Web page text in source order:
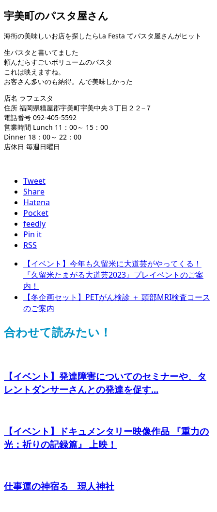
宇美町のパスタ屋さん
海街の美味しいお店を探したらLa Festa てパスタ屋さんがヒット
生パスタと書いてました
頼んだらすごいボリュームのパスタ
これは映えますね。
お客さん多いのも納得。んで美味しかった
店名 ラフェスタ
住所 福岡県糟屋郡宇美町宇美中央３丁目２２−７
電話番号 092-405-5592
営業時間 Lunch 11：00～ 15：00
Dinner 18：00～ 22：00
店休日 毎週日曜日
Tweet
Share
Hatena
Pocket
feedly
Pin it
RSS
【イベント】今年も久留米に大道芸がやってくる！
『久留米たまがる大道芸2023』プレイベントのご案
内！
【冬企画セット】PETがん検診 ＋ 頭部MRI検査コース
のご案内
合わせて読みたい！
【イベント】発達障害についてのセミナーや、タ
レントダンサーさんとの発達を促す...
【イベント】ドキュメンタリー映像作品 『重力の
光：祈りの記録篇』 上映！
仕事運の神宿る 現人神社